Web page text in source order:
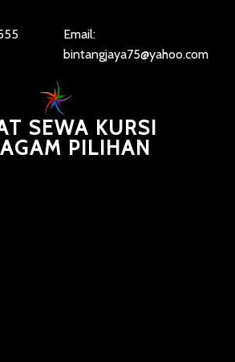
Email:
bintangjaya75@yahoo.com
SEWA KURSI
PILIHAN